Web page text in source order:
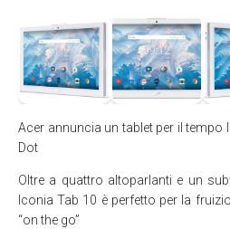
Acer annuncia un tablet per il
Dot
Oltre a quattro altoparlanti e un
Iconia Tab 10 è perfetto per la
“on the go”